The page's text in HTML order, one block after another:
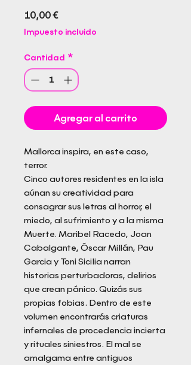
10,00 €Precio
Impuesto incluido
Cantidad *
Agregar al carrito
Mallorca inspira, en este caso,
terror.
Cinco autores residentes en la isla
aúnan su creatividad para
consagrar sus letras al horror, el
miedo, al sufrimiento y a la misma
Muerte. Maribel Racedo, Joan
Cabalgante, Óscar Millán, Pau
Garcia y Toni Sicilia narran
historias perturbadoras, delirios
que crean pánico. Quizás sus
propias fobias. Dentro de este
volumen encontrarás criaturas
infernales de procedencia incierta
y rituales siniestros. El mal se
amalgama entre antiguos